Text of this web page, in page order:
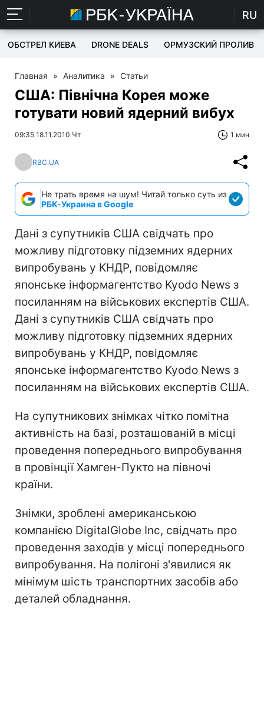
RU
ОБСТРЕЛ КИЕВА DRONE DEALS ОРМУЗСКИЙ ПРОЛИВ
Главная » Аналитика » Статьи
США: Північна Корея може
готувати новий ядерний вибух
09:35 18.11.2010 Чт 1 мин
RBC.UA
Не трать время на шум! Читай только суть из
РБК-Украина в Google
Дані з супутників США свідчать про
можливу підготовку підземних ядерних
випробувань у КНДР, повідомляє
японське інформагентство Kyodo News з
посиланням на військових експертів США.
Дані з супутників США свідчать про
можливу підготовку підземних ядерних
випробувань у КНДР, повідомляє
японське інформагентство Kyodo News з
посиланням на військових експертів США.
На супутникових знімках чітко помітна
активність на базі, розташованій в місці
проведення попереднього випробування
в провінції Хамген-Пукто на півночі
країни.
Знімки, зроблені американською
компанією DigitalGlobe Inc, свідчать про
проведення заходів у місці попереднього
випробування. На полігоні з'явилися як
мінімум шість транспортних засобів або
деталей обладнання.